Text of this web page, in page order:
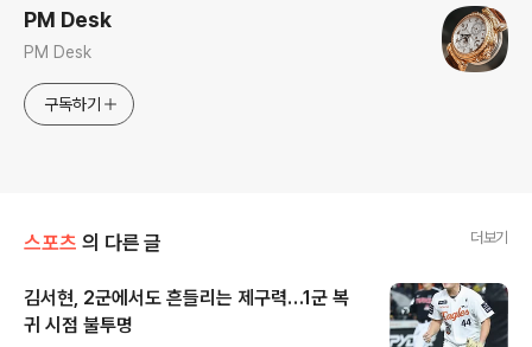
PM Desk
PM Desk
구독하기
스포츠 의 다른 글 더보기
김서현, 2군에서도 흔들리는 제구력…1군 복
귀 시점 불투명